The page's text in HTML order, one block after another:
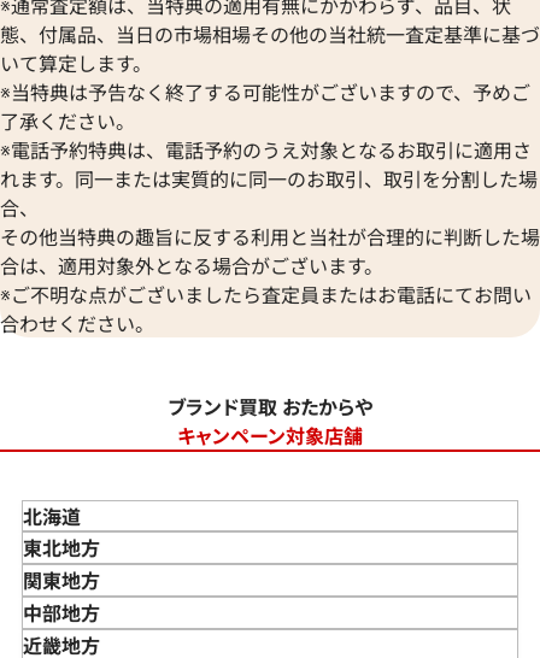
態、付属品、当日の市場相場その他の当社統一査定基準に基づ
いて算定します。
※当特典は予告なく終了する可能性がございますので、予めご
了承ください。
※電話予約特典は、電話予約のうえ対象となるお取引に適用さ
れます。同一または実質的に同一のお取引、取引を分割した場
合、
その他当特典の趣旨に反する利用と当社が合理的に判断した場
合は、適用対象外となる場合がございます。
※ご不明な点がございましたら査定員またはお電話にてお問い
合わせください。
ブランド買取 おたからや
キャンペーン対象店舗
北海道
東北地方
青森県
岩手県
宮城県
関東地方
東京都
神奈川県
中部地方
新潟県
近畿地方